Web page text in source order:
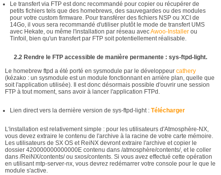
Le transfert via FTP est donc recommandé pour copier ou récupérer de
petits fichiers tels que des homebrews, des sauvegardes ou des modules
pour votre custom firmware. Pour transférer des fichiers NSP ou XCI de
14Go, il vous sera recommandé d'utiliser plutôt le mode de transfert UMS
avec Hekate, ou même l'installation par réseau avecAwoo-Installer ou
Tinfoil, bien qu'un transfert par FTP soit potentiellement réalisable.
2.2 Rendre le FTP accessible de manière permanente : sys-ftpd-light.
Le homebrew ftpd a été porté en sysmodule par le développeur cathery
(kézako : un sysmodule est un module fonctionnant en arrière plan, quelle que
soit l'application utilisée). Il est donc désormais possible d'ouvrir une session
FTP à tout moment, sans avoir à lancer l'application FTPd.
Lien direct vers la dernière version de sys-ftpd-light : Télécharger
L'installation est relativement simple : pour les utilisateurs d'Atmosphère-NX,
vous devez extraire le contenu de l'archive à la racine de votre carte mémoire.
Les utilisateurs de SX OS et ReiNX devront extraire l'archive et copier le
dossier 420000000000000E contenu dans /atmosphère/contents/, et le coller
dans /ReiNX/contents/ ou sxos/contents. Si vous avez effectué cette opération
en utilisant mtp-server-nx, vous devrez redémarrer votre console pour le que le
module s'active.